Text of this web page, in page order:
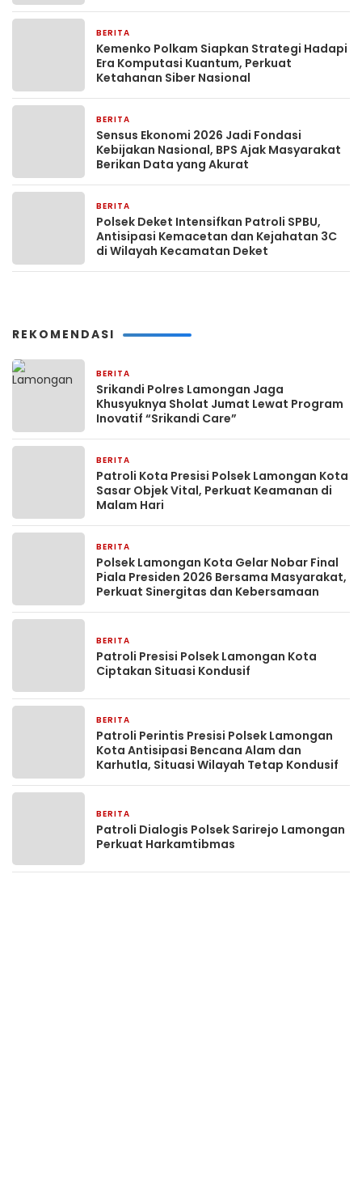
BERITA
Kemenko Polkam Siapkan Strategi Hadapi
Era Komputasi Kuantum, Perkuat
Ketahanan Siber Nasional
BERITA
Sensus Ekonomi 2026 Jadi Fondasi
Kebijakan Nasional, BPS Ajak Masyarakat
Berikan Data yang Akurat
BERITA
Polsek Deket Intensifkan Patroli SPBU,
Antisipasi Kemacetan dan Kejahatan 3C
di Wilayah Kecamatan Deket
REKOMENDASI
BERITA
Srikandi Polres Lamongan Jaga
Khusyuknya Sholat Jumat Lewat Program
Inovatif “Srikandi Care”
BERITA
Patroli Kota Presisi Polsek Lamongan Kota
Sasar Objek Vital, Perkuat Keamanan di
Malam Hari
BERITA
Polsek Lamongan Kota Gelar Nobar Final
Piala Presiden 2026 Bersama Masyarakat,
Perkuat Sinergitas dan Kebersamaan
BERITA
Patroli Presisi Polsek Lamongan Kota
Ciptakan Situasi Kondusif
BERITA
Patroli Perintis Presisi Polsek Lamongan
Kota Antisipasi Bencana Alam dan
Karhutla, Situasi Wilayah Tetap Kondusif
BERITA
Patroli Dialogis Polsek Sarirejo Lamongan
Perkuat Harkamtibmas